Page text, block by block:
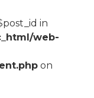
in
web-
on